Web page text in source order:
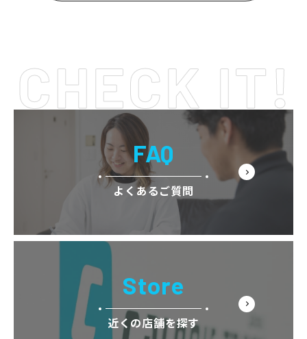
FAQ
よくあるご質問
Store
近くの店舗を探す